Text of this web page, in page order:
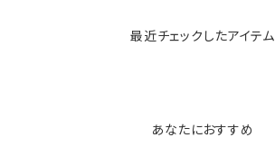
最近チェックしたアイテム
あなたにおすすめ